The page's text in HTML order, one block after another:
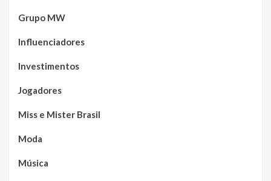
Grupo MW
Influenciadores
Investimentos
Jogadores
Miss e Mister Brasil
Moda
Música